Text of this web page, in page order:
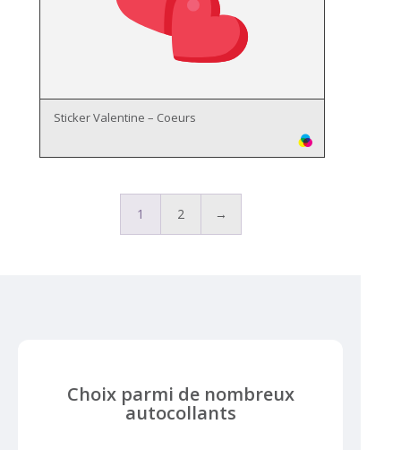
Sticker Valentine – Coeurs
1 2 →
Choix parmi de nombreux
autocollants